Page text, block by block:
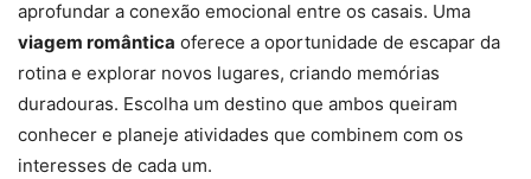
aprofundar a conexão emocional entre os casais. Uma
viagem romântica oferece a oportunidade de escapar da
rotina e explorar novos lugares, criando memórias
duradouras. Escolha um destino que ambos queiram
conhecer e planeje atividades que combinem com os
interesses de cada um.